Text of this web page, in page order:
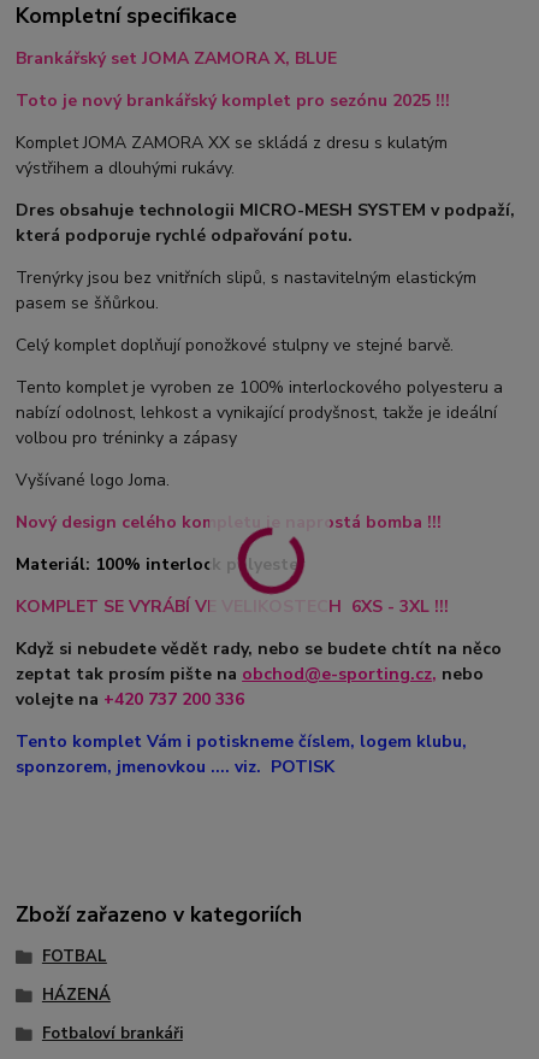
Kompletní specifikace
Brankářský set JOMA ZAMORA X, BLUE
Toto je nový brankářský komplet pro sezónu 2025 !!!
Komplet JOMA ZAMORA XX se skládá z dresu s kulatým
výstřihem a dlouhými rukávy.
Dres obsahuje technologii MICRO-MESH SYSTEM v podpaží,
která podporuje rychlé odpařování potu.
Trenýrky jsou bez vnitřních slipů, s nastavitelným elastickým
pasem se šňůrkou.
Celý komplet doplňují ponožkové stulpny ve stejné barvě.
Tento komplet je vyroben ze 100% interlockového polyesteru a
nabízí odolnost, lehkost a vynikající prodyšnost, takže je ideální
volbou pro tréninky a zápasy
Vyšívané logo Joma.
Nový design celého kompletu je naprostá bomba !!!
Materiál: 100% interlock polyester
KOMPLET SE VYRÁBÍ VE VELIKOSTECH 6XS - 3XL !!!
Když si nebudete vědět rady, nebo se budete chtít na něco
zeptat tak prosím pište na obchod@e-sporting.cz, nebo
volejte na +420 737 200 336
Tento komplet Vám i potiskneme číslem, logem klubu,
sponzorem, jmenovkou .... viz. POTISK
Zboží zařazeno v kategoriích
FOTBAL
HÁZENÁ
Fotbaloví brankáři